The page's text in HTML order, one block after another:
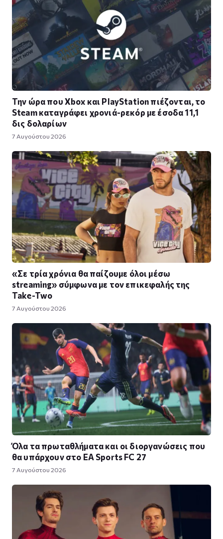
Την ώρα που Xbox και PlayStation πιέζονται, το
Steam καταγράφει χρονιά-ρεκόρ με έσοδα 11,1
δις δολαρίων
7 Αυγούστου 2026
«Σε τρία χρόνια θα παίζουμε όλοι μέσω
streaming» σύμφωνα με τον επικεφαλής της
Take-Two
7 Αυγούστου 2026
Όλα τα πρωταθλήματα και οι διοργανώσεις που
θα υπάρχουν στο EA Sports FC 27
7 Αυγούστου 2026